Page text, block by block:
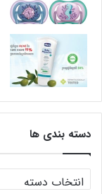
دسته بندی ها
دسته
بندی